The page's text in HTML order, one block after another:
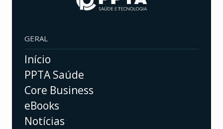
GERAL
Início
PPTA Saúde
Core Business
eBooks
Notícias